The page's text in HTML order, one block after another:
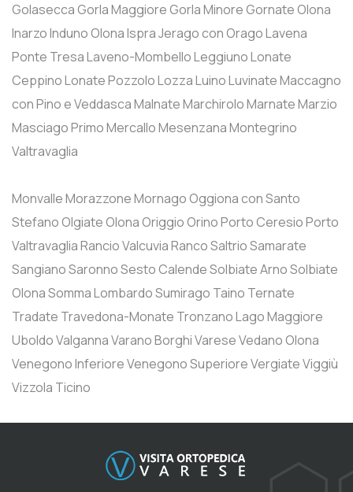
Golasecca Gorla Maggiore Gorla Minore Gornate Olona
InarzoInduno OlonaIspraJerago con OragoLavena
Ponte TresaLaveno-MombelloLeggiunoLonate
CeppinoLonate PozzoloLozzaLuinoLuvinateMaccagno
con Pino e VeddascaMalnateMarchiroloMarnateMarzio
Masciago PrimoMercalloMesenzanaMontegrino
Valtravaglia
MonvalleMorazzoneMornago Oggiona con Santo
Stefano Olgiate Olona Origgio OrinoPorto CeresioPorto
ValtravagliaRancio ValcuviaRancoSaltrioSamarate
SangianoSaronnoSesto CalendeSolbiate ArnoSolbiate
OlonaSomma LombardoSumirago Taino Ternate
Tradate Travedona-Monate Tronzano Lago Maggiore
UboldoValgannaVarano BorghiVareseVedano Olona
Venegono InferioreVenegono SuperioreVergiateViggiù
Vizzola Ticino